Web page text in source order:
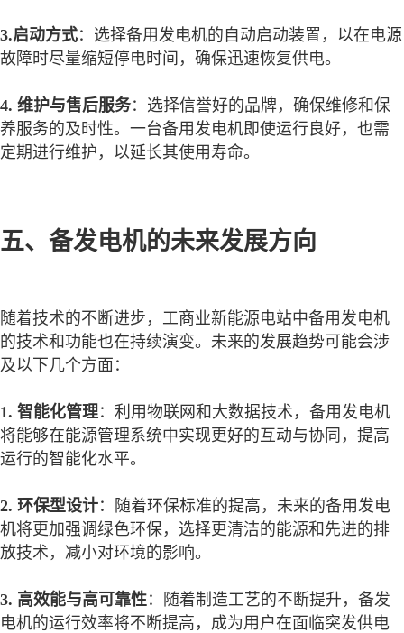
3.启动方式：选择备用发电机的自动启动装置，以在电源
故障时尽量缩短停电时间，确保迅速恢复供电。
4. 维护与售后服务：选择信誉好的品牌，确保维修和保
养服务的及时性。一台备用发电机即使运行良好，也需
定期进行维护，以延长其使用寿命。
五、备发电机的未来发展方向
随着技术的不断进步，工商业新能源电站中备用发电机
的技术和功能也在持续演变。未来的发展趋势可能会涉
及以下几个方面：
1. 智能化管理：利用物联网和大数据技术，备用发电机
将能够在能源管理系统中实现更好的互动与协同，提高
运行的智能化水平。
2. 环保型设计：随着环保标准的提高，未来的备用发电
机将更加强调绿色环保，选择更清洁的能源和先进的排
放技术，减小对环境的影响。
3. 高效能与高可靠性：随着制造工艺的不断提升，备发
电机的运行效率将不断提高，成为用户在面临突发供电